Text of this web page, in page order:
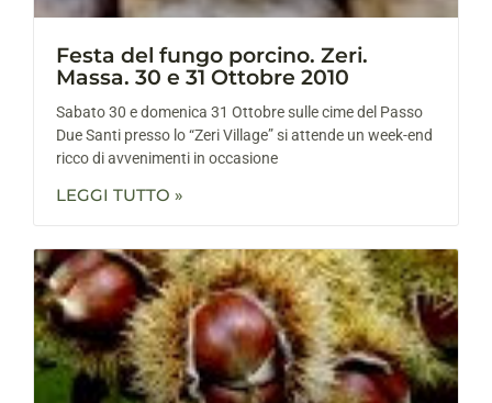
Festa del fungo porcino. Zeri.
Massa. 30 e 31 Ottobre 2010
Sabato 30 e domenica 31 Ottobre sulle cime del Passo
Due Santi presso lo “Zeri Village” si attende un week-end
ricco di avvenimenti in occasione
LEGGI TUTTO »